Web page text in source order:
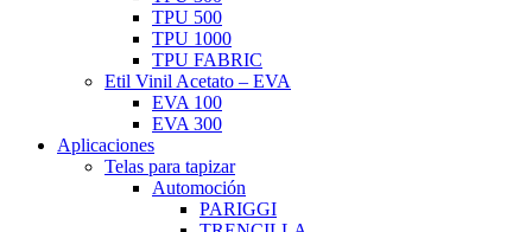
TPU 500
TPU 1000
TPU FABRIC
Etil Vinil Acetato – EVA
EVA 100
EVA 300
Aplicaciones
Telas para tapizar
Automoción
PARIGGI